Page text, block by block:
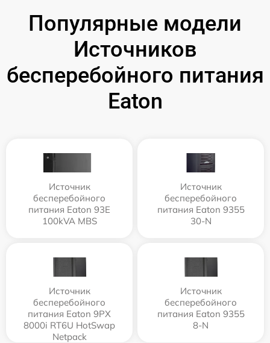
Популярные модели
Источников
бесперебойного питания
Eaton
Источник
бесперебойного
питания Eaton 93E
100kVA MBS
Источник
бесперебойного
питания Eaton 9355
30-N
Источник
бесперебойного
питания Eaton 9PX
8000i RT6U HotSwap
Netpack
Источник
бесперебойного
питания Eaton 9355
8-N